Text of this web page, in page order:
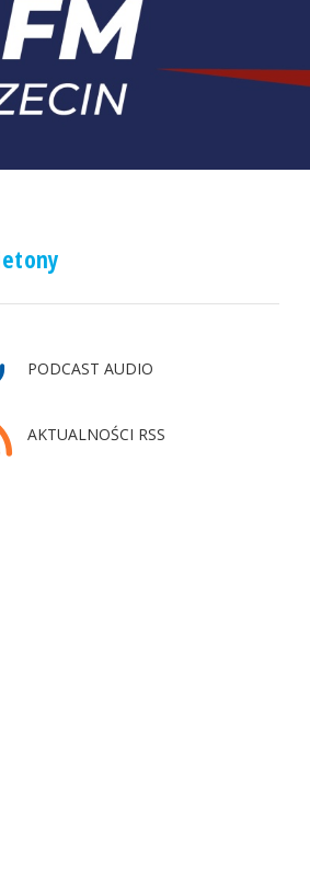
PODCAST AUDIO
AKTUALNOŚCI RSS